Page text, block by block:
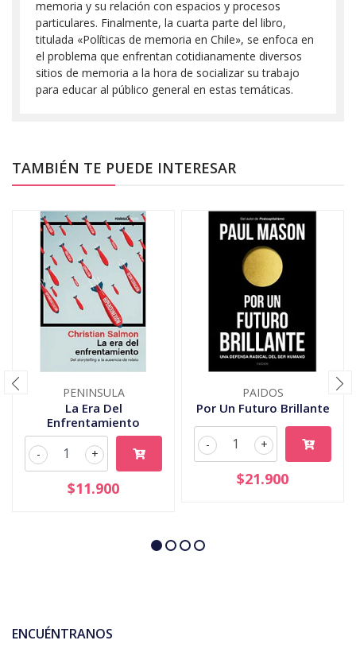
memoria y su relación con espacios y procesos
particulares. Finalmente, la cuarta parte del libro,
titulada «Políticas de memoria en Chile», se enfoca en
el problema que enfrentan cotidianamente diversos
sitios de memoria a la hora de socializar su trabajo
para educar al público general en estas temáticas.
TAMBIÉN TE PUEDE INTERESAR
PENINSULA
La Era Del
Enfrentamiento
+
-
$11.900
PAIDOS
Por Un Futuro Brillante
+
-
$21.900
ENCUÉNTRANOS